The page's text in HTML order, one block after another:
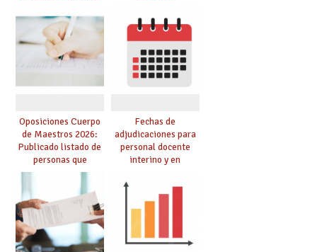
prácticas, se regulan
dichas prácticas y se
convoca acto público
de adjudicación
Cuerpo de Maestros
de especialidades
convocadas a
oposición
Oposiciones Cuerpo
de Maestros 2026:
Publicado listado de
personas que
adquieren nueva
especialidad
Fechas de
adjudicaciones para
personal docente
interino y en
debes saber